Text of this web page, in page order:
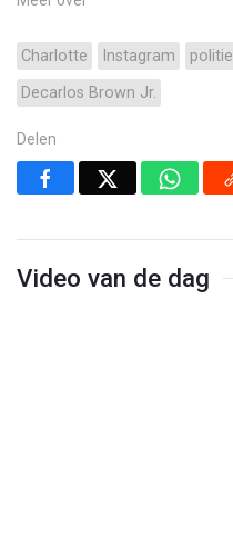
Charlotte Instagram politie
Decarlos Brown Jr.
Delen
Video van de dag